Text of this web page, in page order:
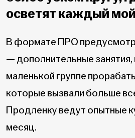
осветят каждый
В формате ПРО
— дополнительные занятия,
маленькой группе
которые вызвали больше
Продленку ведут опытные
месяц.